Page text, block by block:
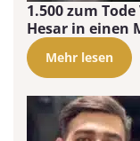
1.500 zum
Hesar in einen
Mehr lesen